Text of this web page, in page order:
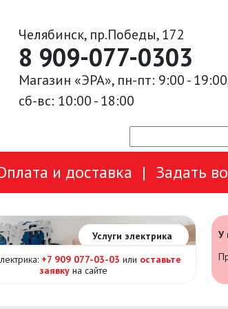
Челябинск, пр.Победы, 172
8 909-077-0303
Магазин «ЭРА», пн-пт: 9:00 -
сб-вс: 10:00 - 18:00
и доставка | Задать
Услуги электрика
+7 909 077-03-03 или оставьте
заявку на сайте
У